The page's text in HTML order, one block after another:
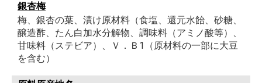
銀杏梅
梅、銀杏の葉、漬け原材料（食塩、還元水飴、砂糖、
醸造酢、たん白加水分解物、調味料（アミノ酸等）、
甘味料（ステビア）、Ｖ．Ｂ1（原材料の一部に大豆
を含む）